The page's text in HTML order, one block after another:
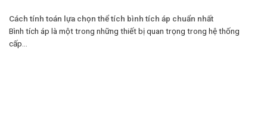
Cách tính toán lựa chọn thể tích bình tích áp chuẩn nhất
Bình tích áp là một trong những thiết bị quan trọng trong hệ thống
cấp...